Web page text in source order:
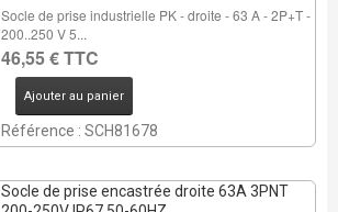
Socle de prise industrielle PK - droite - 63 A - 2P+T -
200..250 V 5...
46,55 € TTC
Ajouter au panier
Référence : SCH81678
Socle de prise encastrée droite 63A 3PNT